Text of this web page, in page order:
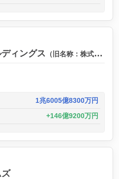
ィングス （旧名称：株式会社ヤマダ電機）
1兆6005億8300万円
146億9200万円